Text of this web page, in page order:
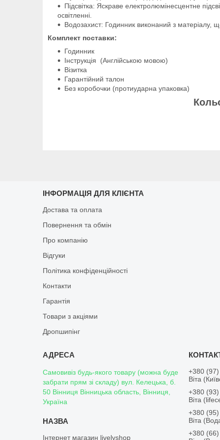
Підсвітка: Яскраве електролюмінесцентне
освітленні.
Водозахист: Годинник виконаний з матеріалу,
Комплект поставки:
Годинник
Інструкція (Англійською мовою)
Візитка
Гарантійний талон
Без коробочки (протиударна упаковка)
ІНФОРМАЦІЯ ДЛЯ КЛІЄНТА
Достава та оплата
Повернення та обмін
Про компанію
Відгуки
Політика конфіденційності
Контакти
Гарантія
Товари з акціями
Дропшипінг
Самовивіз будь-якого товару (можна буде
забрати прям зі складу) вул. Келецька, б.
50 Вінниця Вінницька область, Вінниця,
Україна
Інтернет магазин livelyshop
+380
Віта
+380
Віта
+380
Віта
+380